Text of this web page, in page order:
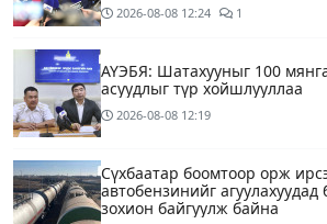
2026-08-08 12:24 1
АҮЭБЯ: Шатахууныг 100
асуудлыг түр хойшлууллаа
2026-08-08 12:19
Сүхбаатар боомтоор орж
автобензинийг агуулахуудад
зохион байгуулж байна